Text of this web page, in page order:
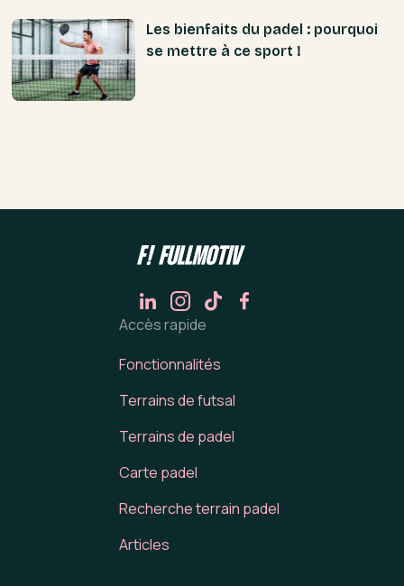
Les bienfaits du padel : pourquoi
se mettre à ce sport !
Accès rapide
Fonctionnalités
Terrains de futsal
Terrains de padel
Carte padel
Recherche terrain padel
Articles